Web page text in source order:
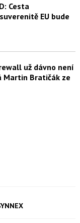
Cesta
EU bude
už dávno není
Martin Bratičák ze